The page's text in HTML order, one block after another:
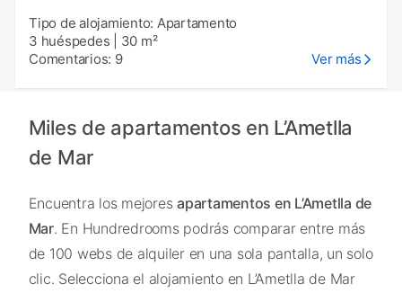
Tipo de alojamiento: Apartamento
3 huéspedes
30 m²
Comentarios: 9
Ver más
Miles de apartamentos en L’Ametlla
de Mar
Encuentra los mejores apartamentos en L’Ametlla de
Mar. En Hundredrooms podrás comparar entre más
de 100 webs de alquiler en una sola pantalla, un solo
clic. Selecciona el alojamiento en L’Ametlla de Mar